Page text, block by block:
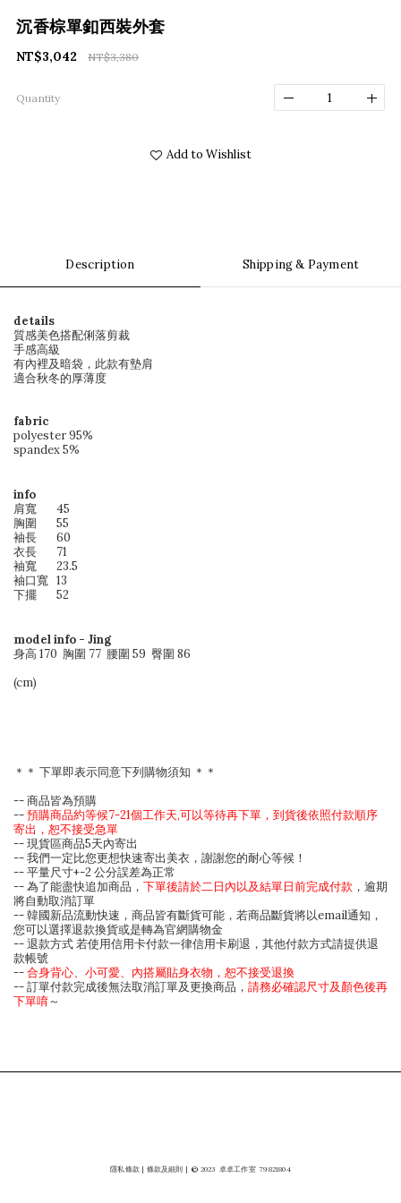
沉香棕單釦西裝外套
NT$3,380
NT$3,042
Quantity
Add to Wishlist
Description Shipping & Payment
details
質感美色搭配俐落剪裁
手感高級
有內裡及暗袋，此款有墊肩
適合秋冬的厚薄度
fabric
polyester 95%
spandex 5%
info
肩寬
45
胸圍
55
袖長
60
衣長
71
袖寬
23.5
袖口寬 13
下擺
52
model info - Jing
身高 170 胸圍 77 腰圍 59 臀圍 86
(cm)
＊＊ 下單即表示同意下列購物須知 ＊＊
-- 商品皆為預購
--預購商品約等候7-21個工作天,可以等待再下單，到貨後依照付款順序
寄出，恕不接受急單
-- 現貨區商品5天內寄出
-- 我們一定比您更想快速寄出美衣，謝謝您的耐心等候！
-- 平量尺寸+-2 公分誤差為正常
-- 為了能盡快追加商品， 下單後請於二日內以及結單日前完成付款 ，逾期
將自動取消訂單
-- 韓國新品流動快速，商品皆有斷貨可能，若商品斷貨將以email通知，
您可以選擇退款換貨或是轉為官網購物金
-- 退款方式 若使用信用卡付款一律信用卡刷退，其他付款方式請提供退
款帳號
--合身背心、小可愛、內搭屬貼身衣物，恕不接受退換
-- 訂單付款完成後無法取消訂單及更換商品， 請務必確認尺寸及顏色後再
下單唷～
隱私條款| 條款及細則 | © 2023 卓卓工作室 79821804